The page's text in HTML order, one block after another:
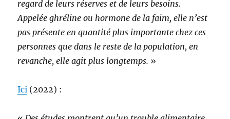
regard de leurs réserves et de leurs besoins.
Appelée ghréline ou hormone de la faim, elle n’est
pas présente en quantité plus importante chez ces
personnes que dans le reste de la population, en
revanche, elle agit plus longtemps. »
Ici (2022) :